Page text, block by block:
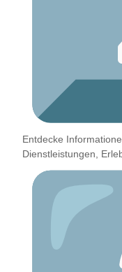
Entdecke
Dienstleistungen,